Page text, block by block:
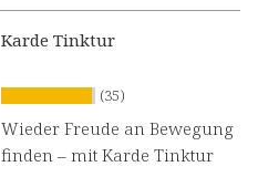
Karde Tinktur
(35)
Wieder Freude an Bewegung
finden – mit Karde Tinktur